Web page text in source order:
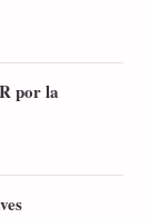
por la